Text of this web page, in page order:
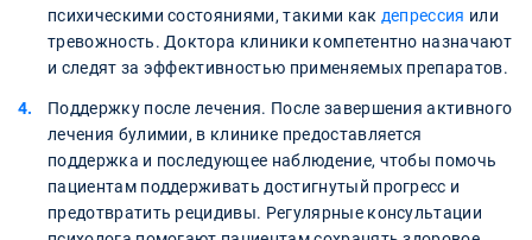
психическими состояниями, такими как депрессия или
тревожность. Доктора клиники компетентно назначают
и следят за эффективностью применяемых препаратов.
Поддержку после лечения. После завершения активного
лечения булимии, в клинике предоставляется
поддержка и последующее наблюдение, чтобы помочь
пациентам поддерживать достигнутый прогресс и
предотвратить рецидивы. Регулярные консультации